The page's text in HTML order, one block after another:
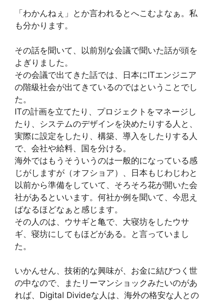
「わかんねぇ」とか言われるとへこむよなぁ。私
も分かります。
その話を聞いて、以前別な会議で聞いた話が頭を
よぎりました。
その会議で出てきた話では、日本にITエンジニア
の階級社会が出てきているのではということでし
た。
ITの計画を立てたり、プロジェクトをマネージし
たり、システムのデザインを決めたりする人と、
実際に設定をしたり、構築、導入をしたりする人
で、会社や給料、国を分ける。
海外ではもうそういうのは一般的になっている感
じがしますが（オフショア）、日本もじわじわと
以前から準備をしていて、そろそろ花が開いた会
社があるといいます。何社か例を聞いて、今思え
ばなるほどなぁと感じます。
その人のは、ウサギと亀で、大寝坊をしたウサ
ギ、寝坊にしてもほどがある。と言っていまし
た。
いかんせん、技術的な興味が、お金に結びつく世
の中なので、またリーマンショックみたいのがあ
れば、Digital Divideな人は、海外の格安な人との